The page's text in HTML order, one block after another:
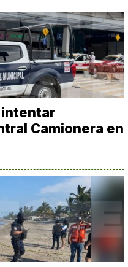
intentar
Camionera en